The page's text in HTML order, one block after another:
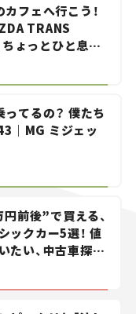
カフェへ行こう！
TRANS
ちょっとひと息。
クルマでどうす
ってるの？ 僕たち
｜MG ミジェッ
前後”で買える、
ックカー5選！ 値
たい、中古車探し
っとイケてるマ